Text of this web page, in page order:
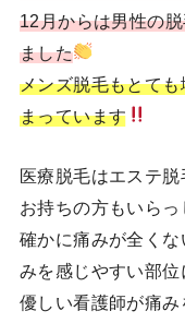
12月からは男性の
ました
メンズ脱毛もとて
まっています
医療脱毛はエステ
お持ちの方もいらっ
確かに痛みが全く
みを感じやすい部位
優しい看護師が痛